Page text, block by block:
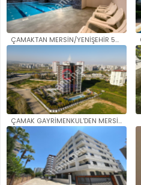
ÇAMAKTAN MERSİN/YENİŞEHİR 50. ..
ÇAMAK GAYRİMENKUL'DEN MERSİN/Y..